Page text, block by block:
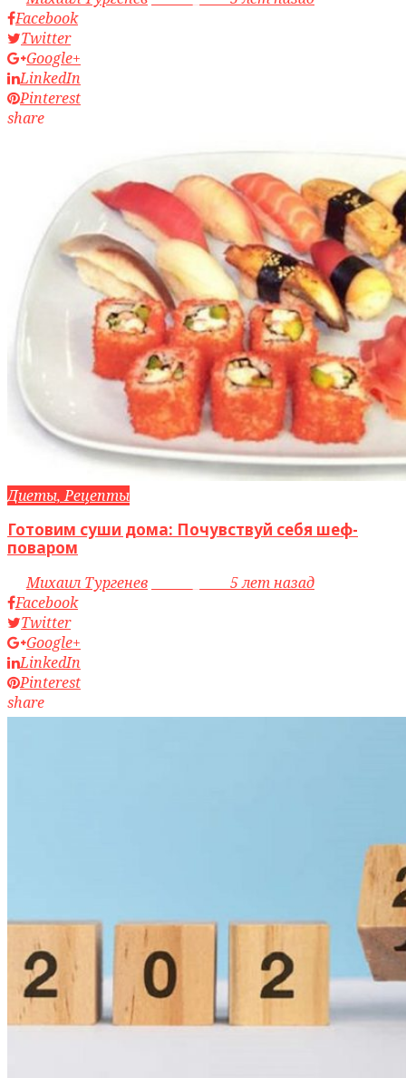
Facebook
Twitter
Google+
LinkedIn
Pinterest
share
Диеты, Рецепты
Готовим суши дома: Почувствуй себя шеф-
поваром
byМихаил Тургенев
5 лет назад
Facebook
Twitter
Google+
LinkedIn
Pinterest
share